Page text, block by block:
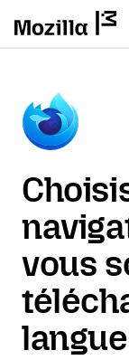
vous
langue